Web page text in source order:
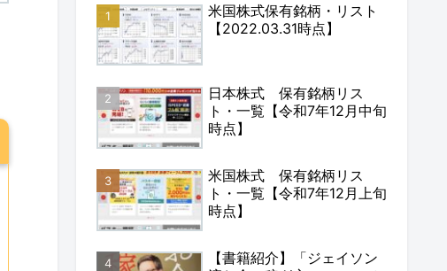
米国株式保有銘柄・リスト
【2022.03.31時点】
日本株式 保有銘柄リス
ト・一覧【令和7年12月中旬
時点】
米国株式 保有銘柄リス
ト・一覧【令和7年12月上旬
時点】
【書籍紹介】「ジェイソン